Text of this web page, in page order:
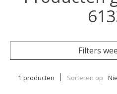
Filters
1 producten Sorteren op